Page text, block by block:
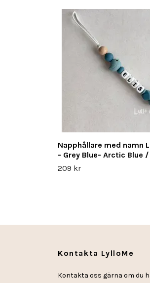
Napphållare med namn
- Grey Blue- Arctic Blue
209 kr
Kontakta LylloMe
Kontakta oss gärna om du